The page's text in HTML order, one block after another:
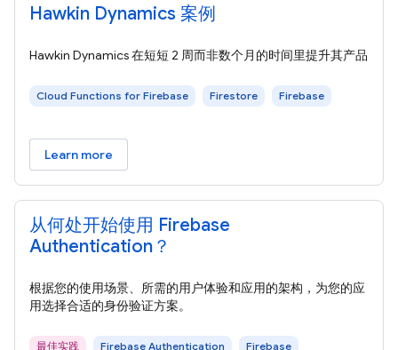
Hawkin Dynamics 案例
Hawkin Dynamics 在短短 2 周而非数个月的时间里提升其产品
Cloud Functions for Firebase Firestore Firebase
Learn more
从何处开始使用 Firebase
Authentication？
根据您的使用场景、所需的用户体验和应用的架构，为您的应
用选择合适的身份验证方案。
最佳实践 Firebase Authentication Firebase